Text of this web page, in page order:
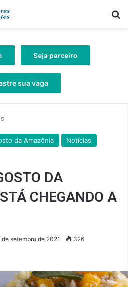
Seja parceiro
sua vaga
da Amazônia
Notícias
DA
CHEGANDO A
de setembro de 2021 326